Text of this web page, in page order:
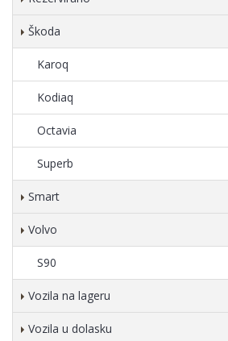
Škoda
Karoq
Kodiaq
Octavia
Superb
Smart
Volvo
S90
Vozila na lageru
Vozila u dolasku